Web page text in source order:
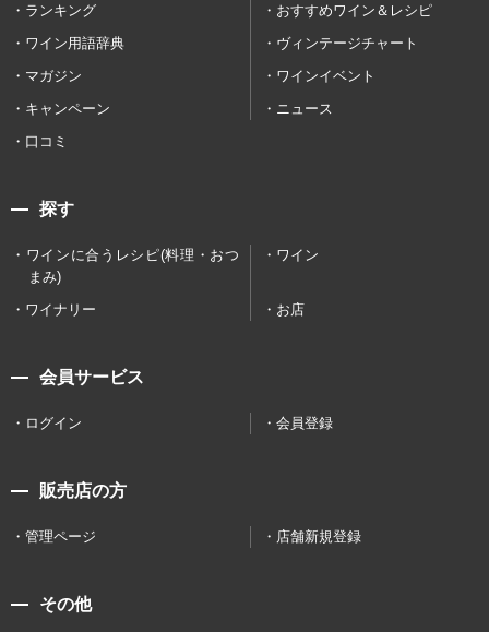
ランキング
おすすめワイン＆レシピ
ワイン用語辞典
ヴィンテージチャート
マガジン
ワインイベント
キャンペーン
ニュース
口コミ
探す
ワインに合うレシピ(料理・おつ
まみ)
ワイン
ワイナリー お店
会員サービス
ログイン 会員登録
販売店の方
管理ページ 店舗新規登録
その他